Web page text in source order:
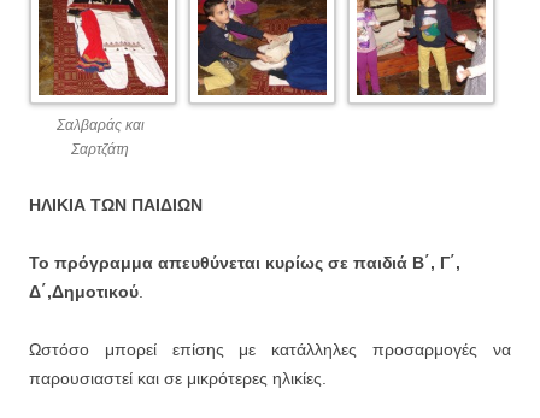
Σαλβαράς και
Σαρτζάτη
ΗΛΙΚΙΑ ΤΩΝ ΠΑΙΔΙΩΝ
Το πρόγραμμα απευθύνεται κυρίως σε παιδιά Β΄, Γ΄,
Δ΄,Δημοτικού.
Ωστόσο μπορεί επίσης με κατάλληλες προσαρμογές να
παρουσιαστεί και σε μικρότερες ηλικίες.